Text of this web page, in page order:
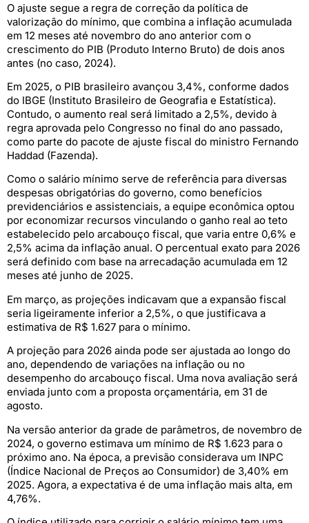
O ajuste segue a regra de correção da política de
valorização do mínimo, que combina a inflação acumulada
em 12 meses até novembro do ano anterior com o
crescimento do PIB (Produto Interno Bruto) de dois anos
antes (no caso, 2024).
Em 2025, o PIB brasileiro avançou 3,4%, conforme dados
do IBGE (Instituto Brasileiro de Geografia e Estatística).
Contudo, o aumento real será limitado a 2,5%, devido à
regra aprovada pelo Congresso no final do ano passado,
como parte do pacote de ajuste fiscal do ministro Fernando
Haddad (Fazenda).
Como o salário mínimo serve de referência para diversas
despesas obrigatórias do governo, como benefícios
previdenciários e assistenciais, a equipe econômica optou
por economizar recursos vinculando o ganho real ao teto
estabelecido pelo arcabouço fiscal, que varia entre 0,6% e
2,5% acima da inflação anual. O percentual exato para 2026
será definido com base na arrecadação acumulada em 12
meses até junho de 2025.
Em março, as projeções indicavam que a expansão fiscal
seria ligeiramente inferior a 2,5%, o que justificava a
estimativa de R$ 1.627 para o mínimo.
A projeção para 2026 ainda pode ser ajustada ao longo do
ano, dependendo de variações na inflação ou no
desempenho do arcabouço fiscal. Uma nova avaliação será
enviada junto com a proposta orçamentária, em 31 de
agosto.
Na versão anterior da grade de parâmetros, de novembro de
2024, o governo estimava um mínimo de R$ 1.623 para o
próximo ano. Na época, a previsão considerava um INPC
(Índice Nacional de Preços ao Consumidor) de 3,40% em
2025. Agora, a expectativa é de uma inflação mais alta, em
4,76%.